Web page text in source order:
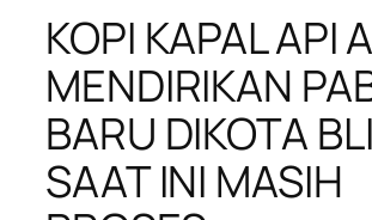
KOPI KAPAL API
MENDIRIKAN
BARU DIKOTA
SAAT INI MASIH